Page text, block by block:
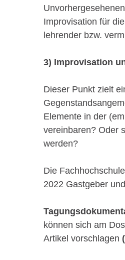
Improvisation für
lehrender bzw.
3) Improvisation
Dieser Punkt zielt
Elemente in der
vereinbaren? Oder
werden?
Die
2022 Gastgeber
können sich am
Artikel vorschlagen